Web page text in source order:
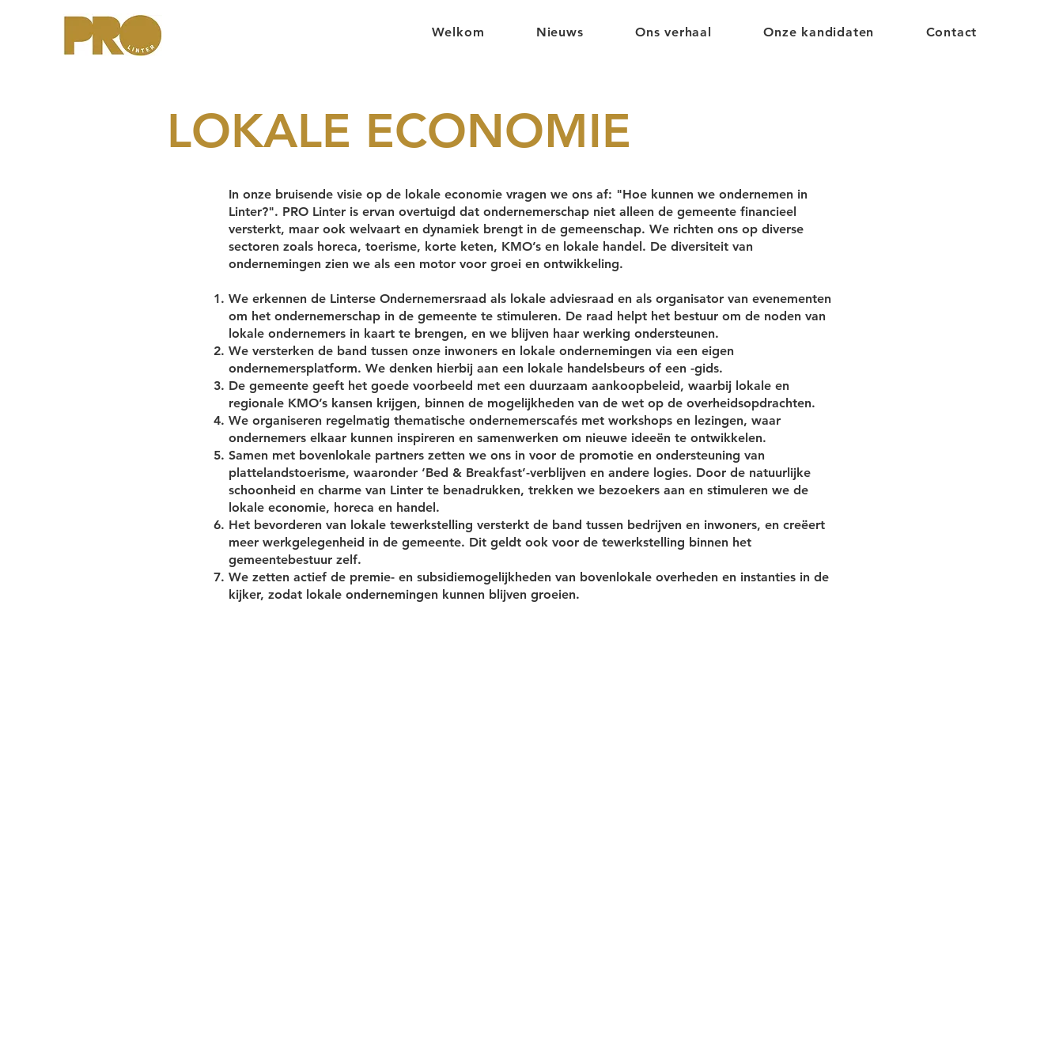
Welkom Nieuws Ons verhaal Onze kandidaten Contact
LOKALE ECONOMIE
In onze bruisende visie op de lokale economie vragen we ons af: "Hoe kunnen we ondernemen in
Linter?". PRO Linter is ervan overtuigd dat ondernemerschap niet alleen de gemeente financieel
versterkt, maar ook welvaart en dynamiek brengt in de gemeenschap. We richten ons op diverse
sectoren zoals horeca, toerisme, korte keten, KMO’s en lokale handel. De diversiteit van
ondernemingen zien we als een motor voor groei en ontwikkeling.
We erkennen de Linterse Ondernemersraad als lokale adviesraad en als organisator van evenementen
om het ondernemerschap in de gemeente te stimuleren. De raad helpt het bestuur om de noden van
lokale ondernemers in kaart te brengen, en we blijven haar werking ondersteunen.
We versterken de band tussen onze inwoners en lokale ondernemingen via een eigen
ondernemersplatform. We denken hierbij aan een lokale handelsbeurs of een -gids.
De gemeente geeft het goede voorbeeld met een duurzaam aankoopbeleid, waarbij lokale en
regionale KMO’s kansen krijgen, binnen de mogelijkheden van de wet op de overheidsopdrachten.
We organiseren regelmatig thematische ondernemerscafés met workshops en lezingen, waar
ondernemers elkaar kunnen inspireren en samenwerken om nieuwe ideeën te ontwikkelen.
Samen met bovenlokale partners zetten we ons in voor de promotie en ondersteuning van
plattelandstoerisme, waaronder ‘Bed & Breakfast’-verblijven en andere logies. Door de natuurlijke
schoonheid en charme van Linter te benadrukken, trekken we bezoekers aan en stimuleren we de
lokale economie, horeca en handel.
Het bevorderen van lokale tewerkstelling versterkt de band tussen bedrijven en inwoners, en creëert
meer werkgelegenheid in de gemeente. Dit geldt ook voor de tewerkstelling binnen het
gemeentebestuur zelf.
We zetten actief de premie- en subsidiemogelijkheden van bovenlokale overheden en instanties in de
kijker, zodat lokale ondernemingen kunnen blijven groeien.